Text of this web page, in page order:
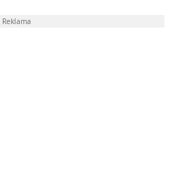
Reklama